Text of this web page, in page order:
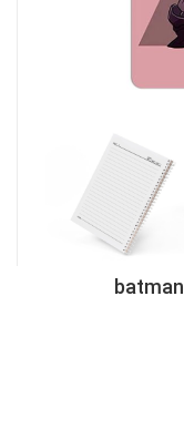
دفتر مشق 60 برگ آی چاپ مدل batman